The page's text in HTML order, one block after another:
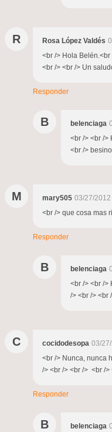
R Rosa López Valdés
<br /> Hola
<br /> <br /> Un
Responder
B belenciaga
<br /> <br />
<br />
M mary505 03/27/2012
<br /> que cosa mas
Responder
B belenciaga
<br /> <br />
/> <br /> <br
C cocidodesopa 03/
<br /> Nunca, nunca
/> <br /> <br /> <br />
Responder
B belenciaga